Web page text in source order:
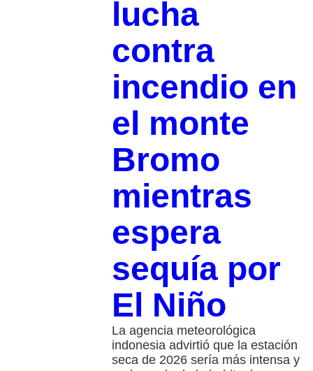
lucha
contra
incendio en
el monte
Bromo
mientras
espera
sequía por
El Niño
La agencia meteorológica
indonesia advirtió que la estación
seca de 2026 sería más intensa y